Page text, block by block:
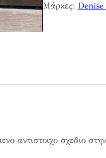
Μάρκες: Denise
αντιστοιχο σχεδιο